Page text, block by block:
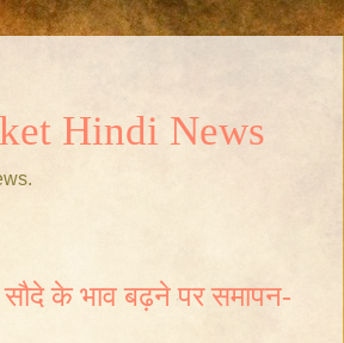
Hindi News
सौदे के भाव बढ़ने पर समापन-